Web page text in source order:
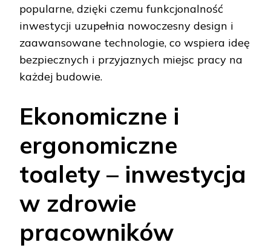
popularne, dzięki czemu funkcjonalność
inwestycji uzupełnia nowoczesny design i
zaawansowane technologie, co wspiera ideę
bezpiecznych i przyjaznych miejsc pracy na
każdej budowie.
Ekonomiczne i
ergonomiczne
toalety – inwestycja
w zdrowie
pracowników